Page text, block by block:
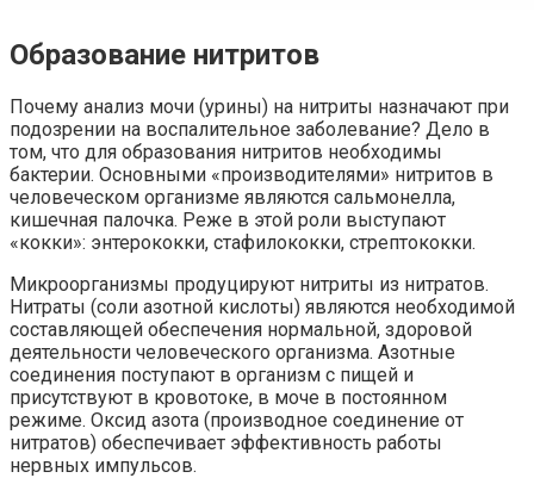
Образование нитритов
Почему анализ мочи (урины) на нитриты назначают при
подозрении на воспалительное заболевание? Дело в
том, что для образования нитритов необходимы
бактерии. Основными «производителями» нитритов в
человеческом организме являются сальмонелла,
кишечная палочка. Реже в этой роли выступают
«кокки»: энтерококки, стафилококки, стрептококки.
Микроорганизмы продуцируют нитриты из нитратов.
Нитраты (соли азотной кислоты) являются необходимой
составляющей обеспечения нормальной, здоровой
деятельности человеческого организма. Азотные
соединения поступают в организм с пищей и
присутствуют в кровотоке, в моче в постоянном
режиме. Оксид азота (производное соединение от
нитратов) обеспечивает эффективность работы
нервных импульсов.